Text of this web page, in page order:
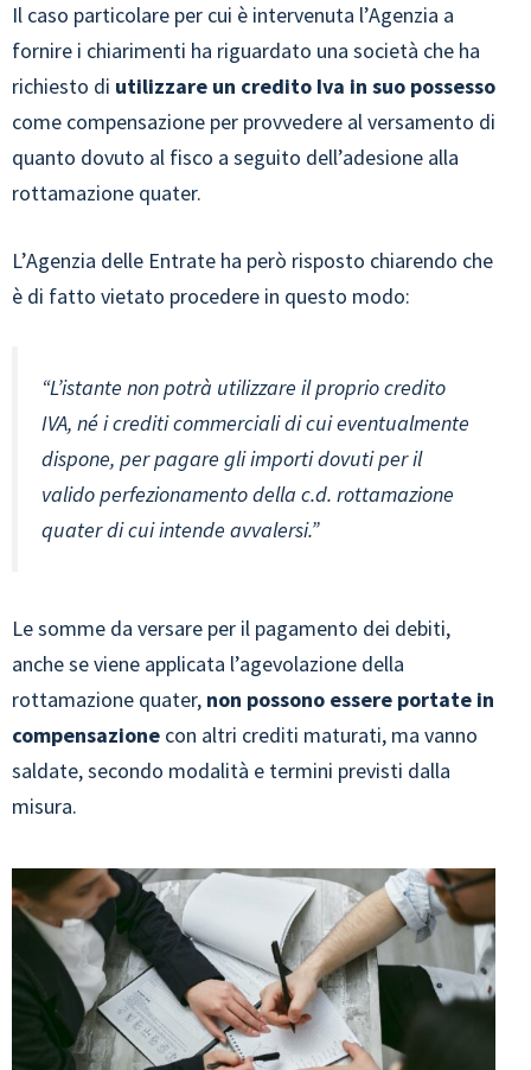
Il caso particolare per cui è intervenuta l’Agenzia a
fornire i chiarimenti ha riguardato una società che ha
richiesto di utilizzare un credito Iva in suo possesso
come compensazione per provvedere al versamento di
quanto dovuto al fisco a seguito dell’adesione alla
rottamazione quater.
L’Agenzia delle Entrate ha però risposto chiarendo che
è di fatto vietato procedere in questo modo:
“L’istante non potrà utilizzare il proprio credito
IVA, né i crediti commerciali di cui eventualmente
dispone, per pagare gli importi dovuti per il
valido perfezionamento della c.d. rottamazione
quater di cui intende avvalersi.”
Le somme da versare per il pagamento dei debiti,
anche se viene applicata l’agevolazione della
rottamazione quater, non possono essere portate in
compensazione con altri crediti maturati, ma vanno
saldate, secondo modalità e termini previsti dalla
misura.